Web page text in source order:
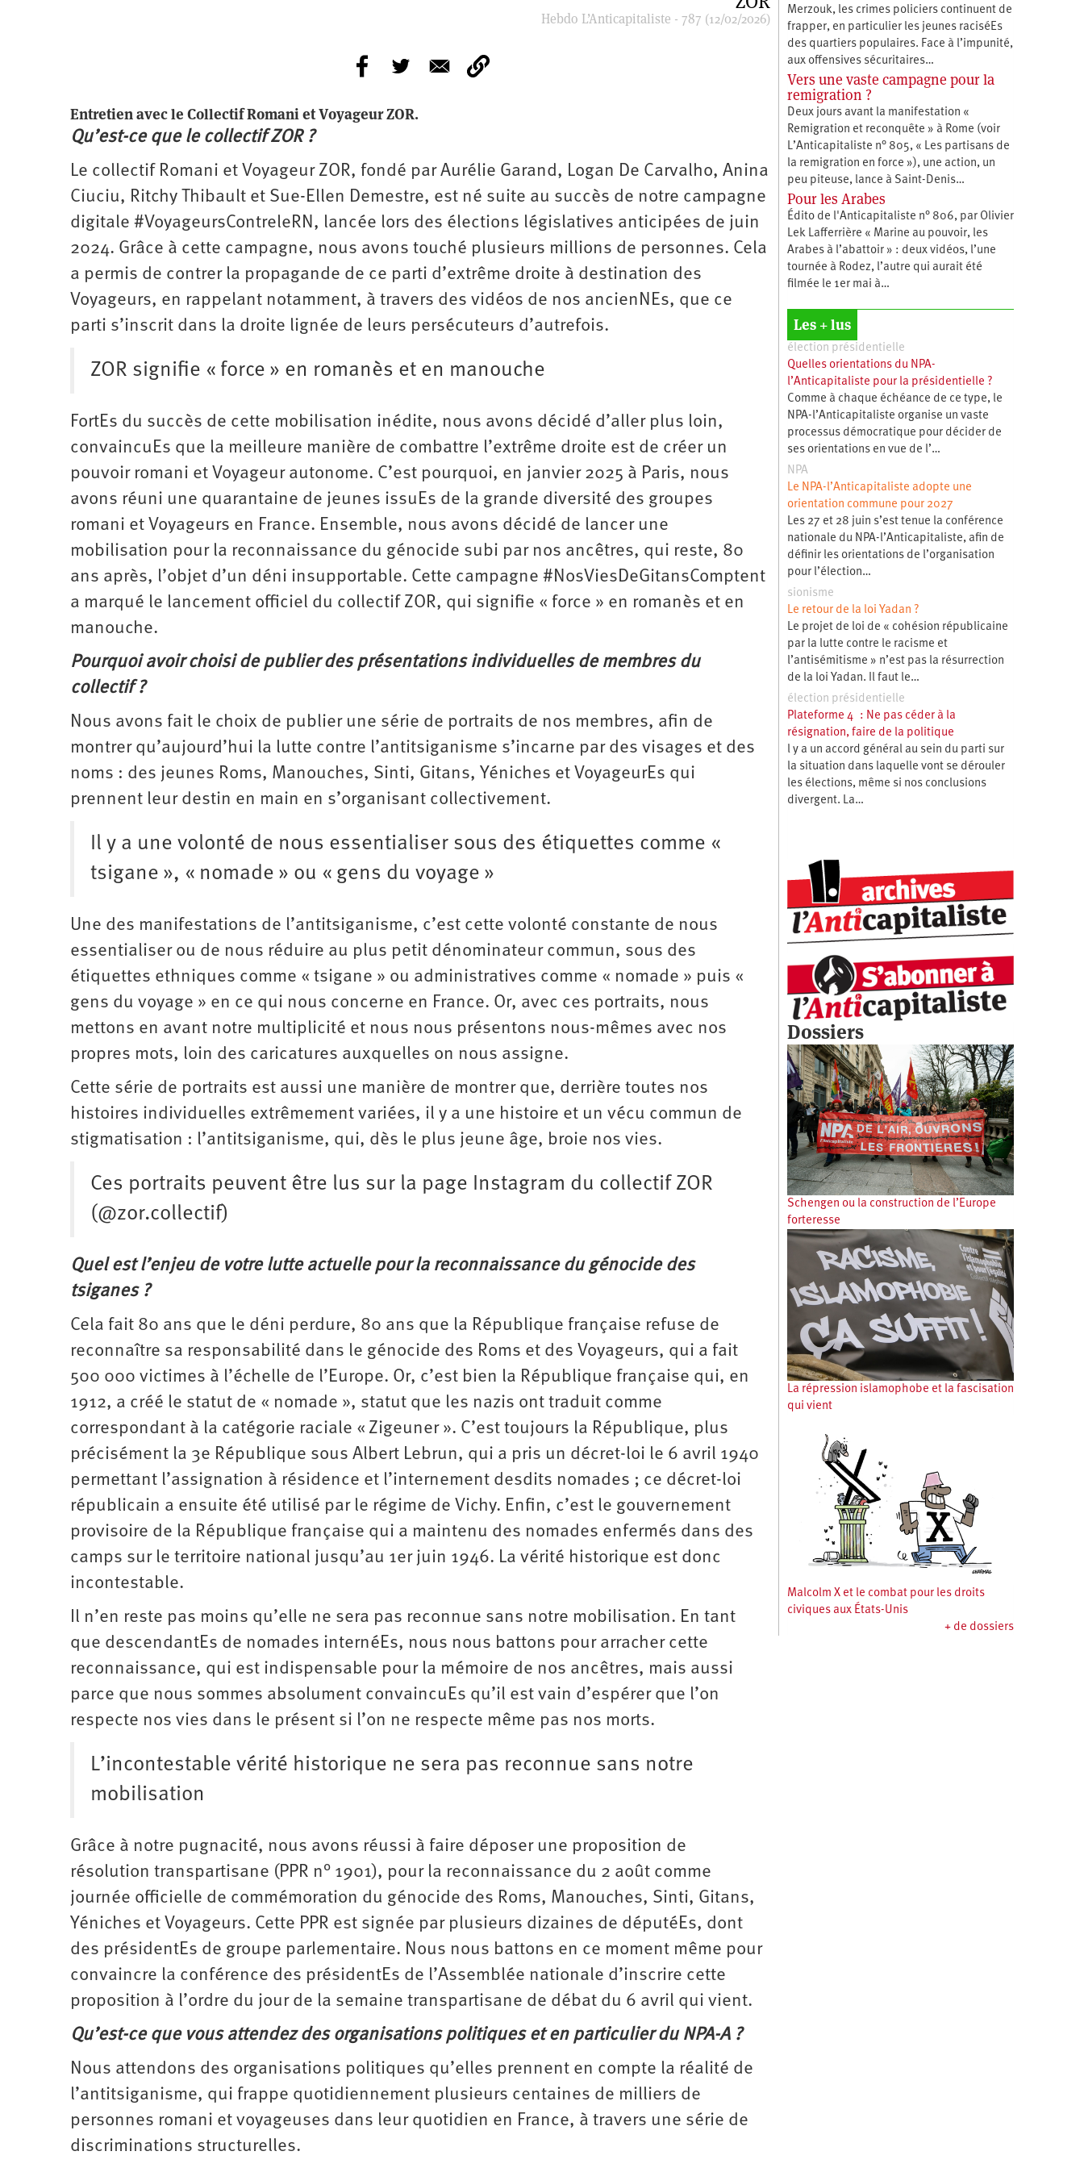
Hebdo L’Anticapitaliste - 787 (12/02/2026)
Entretien avec le Collectif Romani et Voyageur ZOR.
Qu’est-ce que le collectif ZOR ?
Le collectif Romani et Voyageur ZOR, fondé par Aurélie Garand, Logan De Carvalho, Anina
Ciuciu, Ritchy Thibault et Sue-Ellen Demestre, est né suite au succès de notre campagne
digitale #VoyageursContreleRN, lancée lors des élections législatives anticipées de juin
2024. Grâce à cette campagne, nous avons touché plusieurs millions de personnes. Cela
a permis de contrer la propagande de ce parti d’extrême droite à destination des
Voyageurs, en rappelant notamment, à travers des vidéos de nos ancienNEs, que ce
parti s’inscrit dans la droite lignée de leurs persécuteurs d’autrefois.
ZOR signifie « force » en romanès et en manouche
FortEs du succès de cette mobilisation inédite, nous avons décidé d’aller plus loin,
convaincuEs que la meilleure manière de combattre l’extrême droite est de créer un
pouvoir romani et Voyageur autonome. C’est pourquoi, en janvier 2025 à Paris, nous
avons réuni une quarantaine de jeunes issuEs de la grande diversité des groupes
romani et Voyageurs en France. Ensemble, nous avons décidé de lancer une
mobilisation pour la reconnaissance du génocide subi par nos ancêtres, qui reste, 80
ans après, l’objet d’un déni insupportable. Cette campagne #NosViesDeGitansComptent
a marqué le lancement officiel du collectif ZOR, qui signifie « force » en romanès et en
manouche.
Pourquoi avoir choisi de publier des présentations individuelles de membres du
collectif ?
Nous avons fait le choix de publier une série de portraits de nos membres, afin de
montrer qu’aujourd’hui la lutte contre l’antitsiganisme s’incarne par des visages et des
noms : des jeunes Roms, Manouches, Sinti, Gitans, Yéniches et VoyageurEs qui
prennent leur destin en main en s’organisant collectivement.
Il y a une volonté de nous essentialiser sous des étiquettes comme «
tsigane », « nomade » ou « gens du voyage »
Une des manifestations de l’anti­tsiganisme, c’est cette volonté constante de nous
essentialiser ou de nous réduire au plus petit dénominateur commun, sous des
étiquettes ethniques comme « tsigane » ou administratives comme « nomade » puis «
gens du voyage » en ce qui nous concerne en France. Or, avec ces portraits, nous
mettons en avant notre multiplicité et nous nous présentons nous-mêmes avec nos
propres mots, loin des caricatures auxquelles on nous assigne.
Cette série de portraits est aussi une manière de montrer que, derrière toutes nos
histoires individuelles extrêmement variées, il y a une histoire et un vécu commun de
stigmatisation : l’anti­tsiganisme, qui, dès le plus jeune âge, broie nos vies.
Ces portraits peuvent être lus sur la page Instagram du collectif ZOR
(@zor.collectif)
Quel est l’enjeu de votre lutte actuelle pour la reconnaissance du génocide des
tsiganes ?
Cela fait 80 ans que le déni perdure, 80 ans que la République française refuse de
reconnaître sa responsabilité dans le génocide des Roms et des Voyageurs, qui a fait
500 000 victimes à l’échelle de l’Europe. Or, c’est bien la République française qui, en
1912, a créé le statut de « nomade », statut que les nazis ont traduit comme
correspondant à la catégorie raciale « Zigeuner ». C’est toujours la République, plus
précisément la 3e République sous Albert Lebrun, qui a pris un décret-loi le 6 avril 1940
permettant l’assignation à résidence et l’internement desdits nomades ; ce décret-loi
républicain a ensuite été utilisé par le régime de Vichy. Enfin, c’est le gouvernement
provisoire de la République française qui a maintenu des nomades enfermés dans des
camps sur le territoire national jusqu’au 1er juin 1946. La vérité historique est donc
incontestable.
Il n’en reste pas moins qu’elle ne sera pas reconnue sans notre mobilisation. En tant
que descendantEs de nomades ­internéEs, nous nous battons pour arracher cette
reconnaissance, qui est indispensable pour la mémoire de nos ancêtres, mais aussi
parce que nous sommes absolument convaincuEs qu’il est vain d’espérer que l’on
respecte nos vies dans le présent si l’on ne respecte même pas nos morts.
L’incontestable vérité historique ne sera pas reconnue sans notre
mobilisation
Grâce à notre pugnacité, nous avons réussi à faire déposer une proposition de
résolution transpartisane (PPR n° 1901), pour la reconnaissance du 2 août comme
journée officielle de commémoration du génocide des Roms, Manouches, Sinti, Gitans,
Yéniches et Voyageurs. Cette PPR est signée par plusieurs dizaines de députéEs, dont
des présidentEs de groupe parlementaire. Nous nous battons en ce moment même pour
convaincre la conférence des présidentEs de l’Assemblée nationale d’inscrire cette
proposition à l’ordre du jour de la semaine transpartisane de débat du 6 avril qui vient.
Qu’est-ce que vous attendez des organisations politiques et en particulier du NPA-A ?
Nous attendons des organisations politiques qu’elles prennent en compte la réalité de
l’antitsiganisme, qui frappe quotidiennement plusieurs centaines de milliers de
personnes romani et voyageuses dans leur quotidien en France, à travers une série de
discriminations structurelles.
Merzouk, les crimes policiers continuent de
frapper, en particulier les jeunes raciséEs
des quartiers populaires. Face à l’impunité,
aux offensives sécuritaires…
Vers une vaste campagne pour la
remigration ?
Deux jours avant la manifestation «
Remigration et reconquête » à Rome (voir
L’Anticapitaliste n° 805, « Les partisans de
la remigration en force »), une action, un
peu piteuse, lance à Saint-Denis…
Pour les Arabes
Édito de l'Anticapitaliste n° 806, par Olivier
Lek Lafferrière « Marine au pouvoir, les
Arabes à l’abattoir » : deux vidéos, l’une
tournée à Rodez, l’autre qui aurait été
filmée le 1er mai à…
Les + lus
élection présidentielle
Quelles orientations du NPA-
l’Anticapitaliste pour la présidentielle ?
Comme à chaque échéance de ce type, le
NPA-l’Anticapitaliste organise un vaste
processus démocratique pour décider de
ses orientations en vue de l’…
NPA
Le NPA-l’Anticapitaliste adopte une
orientation commune pour 2027
Les 27 et 28 juin s’est tenue la conférence
nationale du NPA-l’Anticapitaliste, afin de
définir les orientations de l’organisation
pour l’élection…
sionisme
Le retour de la loi Yadan ?
Le projet de loi de « cohésion républicaine
par la lutte contre le racisme et
l’antisémitisme » n’est pas la résurrection
de la loi Yadan. Il faut le…
élection présidentielle
Plateforme 4 : Ne pas céder à la
résignation, faire de la politique
l y a un accord général au sein du parti sur
la situation dans laquelle vont se dérouler
les élections, même si nos conclusions
divergent. La…
Dossiers
Schengen ou la construction de l’Europe
forteresse
La répression islamophobe et la fascisation
qui vient
Malcolm X et le combat pour les droits
civiques aux États-Unis
+ de dossiers